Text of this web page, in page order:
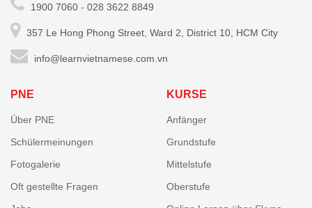
1900 7060 - 028 3622 8849
357 Le Hong Phong Street, Ward 2, District 10, HCM City
info@learnvietnamese.com.vn
PNE
Über PNE
Schülermeinungen
Fotogalerie
Oft gestellte Fragen
KURSE
Anfänger
Grundstufe
Mittelstufe
Oberstufe